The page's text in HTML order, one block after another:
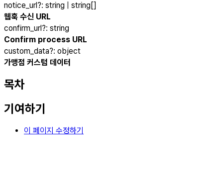
notice_url?: string | string[]
웹훅 수신 URL
confirm_url?: string
Confirm process URL
custom_data?: object
가맹점 커스텀 데이터
목차
기여하기
이 페이지 수정하기